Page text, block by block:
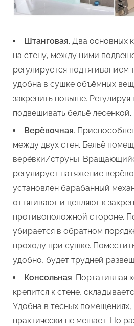
Штанговая. Два основных
на стену, между ними
регулируется подтягиванием
удобна в сушке объёмных
закрепить повыше.
подвешивать бельё лесенкой.
Верёвочная.
между двух стен. Бельё
верёвки/струны.
регулирует натяжение
установлен барабанный
оттягивают и цепляют к
противоположной стороне.
убирается в обратном
проходу при сушке.
удобно, будет трудней
Консольная. Портативная
крепится к стене,
Удобна в тесных
практически не мешает. Но